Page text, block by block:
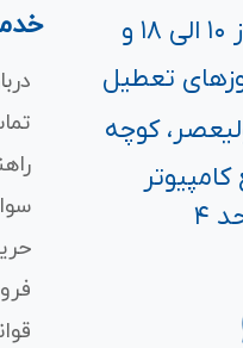
(ساعات کاری از ۱۰ الی ۱۸ و
کوچه
مجتمع کامپیوتر
۴